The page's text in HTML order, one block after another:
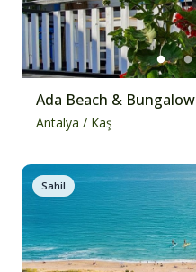
Ada Beach & Bungalow
Antalya / Kaş
Sahil